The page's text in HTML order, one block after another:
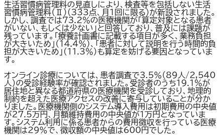
生活習慣病管理料の見直しにより、検査等を包括しない生活
習慣病管理料（Ⅱ）（333点、月1回に限る）が新設されました。
しかし、調査では73.2％の医療機関が「算定対象となる患者
がいない、もしくは少ない」と回答しており、普及には課題が
残っています。「療養計画書に記載する項目が多く、業務負担
が大きいため」（14.4％）、「患者に対して説明を行う時間的負
担が大きいため」（11.3％）も算定を妨げる要因となっていま
す。
オンライン診療については、患者調査で3.5％（89人/2,540
人）の受診経験率が確認されました。受診者のうち19.1％が
居住地と異なる都道府県の医療機関を受診しており、地理的
制約を超えた医療アクセスの改善に寄与していることが分か
りました。医療機関側のシステム導入費用は初期費用の中央値
が27.5万円、月額維持費用の中央値が1万円となっていま
す。システム利用に係る患者からの費用徴収を行っている医療
機関は29％で、徴収額の中央値は600円でした。